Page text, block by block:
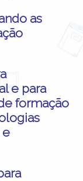
as
e para
formação
e